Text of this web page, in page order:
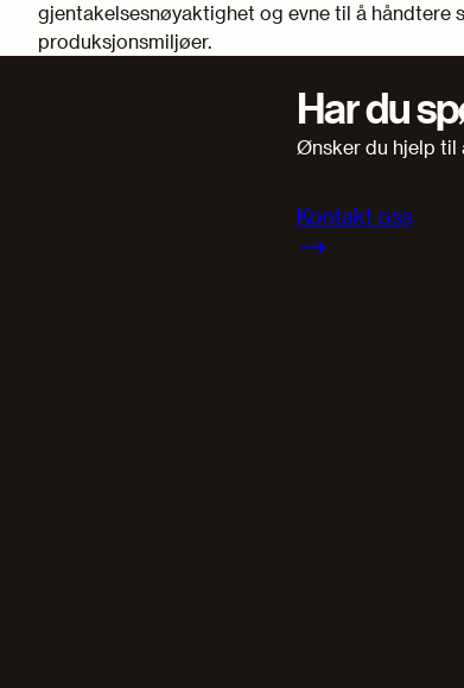
gjentakelsesnøyaktighet og evne til å håndtere
produksjonsmiljøer.
Har du
Ønsker du hjelp til
Kontakt oss